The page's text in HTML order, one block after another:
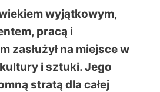
wyjątkowym,
pracą i
zasłużył na miejsce w
i sztuki. Jego
stratą dla całej